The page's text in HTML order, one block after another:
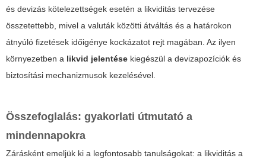
és devizás kötelezettségek esetén a likviditás tervezése
összetettebb, mivel a valuták közötti átváltás és a határokon
átnyúló fizetések időigénye kockázatot rejt magában. Az ilyen
környezetben a likvid jelentése kiegészül a devizapozíciók és
biztosítási mechanizmusok kezelésével.
Összefoglalás: gyakorlati útmutató a
mindennapokra
Zárásként emeljük ki a legfontosabb tanulságokat: a likviditás a